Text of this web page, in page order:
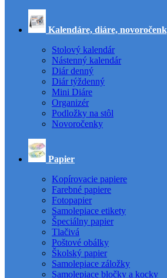
Kalendáre, diáre,
Stolový kalendár
Nástenný kalendár
Diár denný
Diár týždenný
Mini Diáre
Organizér
Podložky na stôl
Novoročenky
Papier
Kopírovacie papiere
Farebné papiere
Fotopapier
Samolepiace etikety
Špeciálny papier
Tlačivá
Poštové obálky
Školský papier
Samolepiace záložky
Samolepiace bločky a kocky